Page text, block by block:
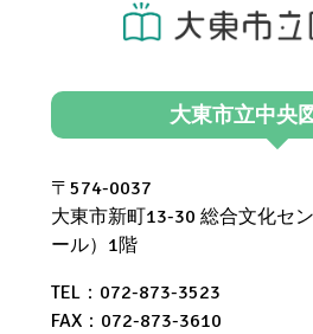
大東市立中央
〒574-0037
大東市新町13-30 総合文化セ
ール）1階
TEL：072-873-3523
FAX：072-873-3610